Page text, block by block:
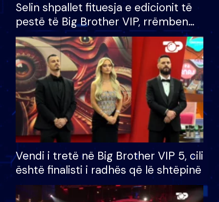
Selin shpallet fituesja e edicionit të
pestë të Big Brother VIP, rrëmben
çmimin e madh prej 100 mijë eurosh
Vendi i tretë në Big Brother VIP 5, cili
është finalisti i radhës që lë shtëpinë